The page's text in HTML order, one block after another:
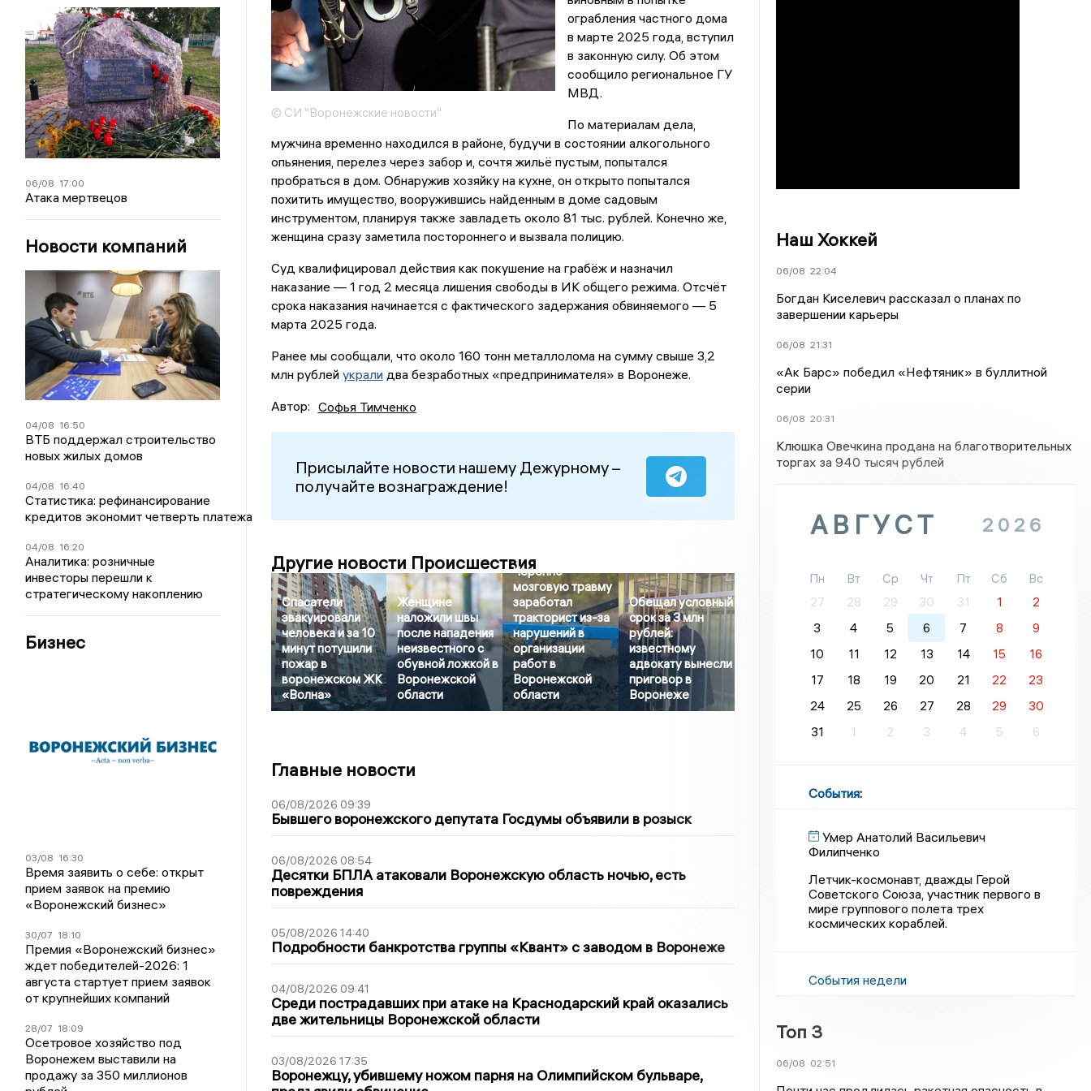
06/08 17:00
Атака мертвецов
Новости компаний
04/08 16:50
ВТБ поддержал строительство
новых жилых домов
04/08 16:40
Статистика: рефинансирование
кредитов экономит четверть платежа
04/08 16:20
Аналитика: розничные
инвесторы перешли к
стратегическому накоплению
Бизнес
03/08 16:30
Время заявить о себе: открыт
прием заявок на премию
«Воронежский бизнес»
30/07 18:10
Премия «Воронежский бизнес»
ждет победителей-2026: 1
августа стартует прием заявок
от крупнейших компаний
28/07 18:09
Осетровое хозяйство под
Воронежем выставили на
продажу за 350 миллионов
© СИ "Воронежские новости"
ограбления частного дома
в марте 2025 года, вступил
в законную силу. Об этом
сообщило региональное ГУ
МВД.
По материалам дела,
мужчина временно находился в районе, будучи в состоянии алкогольного
опьянения, перелез через забор и, сочтя жильё пустым, попытался
пробраться в дом. Обнаружив хозяйку на кухне, он открыто попытался
похитить имущество, вооружившись найденным в доме садовым
инструментом, планируя также завладеть около 81 тыс. рублей. Конечно же,
женщина сразу заметила постороннего и вызвала полицию.
Суд квалифицировал действия как покушение на грабёж и назначил
наказание — 1 год 2 месяца лишения свободы в ИК общего режима. Отсчёт
срока наказания начинается с фактического задержания обвиняемого — 5
марта 2025 года.
Ранее мы сообщали, что около 160 тонн металлолома на сумму свыше 3,2
млн рублей укралидва безработных «предпринимателя» в Воронеже.
Автор: Софья Тимченко
Присылайте новости нашему Дежурному –
получайте вознаграждение!
Другие новости Происшествия
Спасатели
эвакуировали
человека и за 10
минут потушили
пожар в
воронежском ЖК
«Волна»
Женщине
наложили швы
после нападения
неизвестного с
обувной ложкой в
Воронежской
области
Черепно-
мозговую травму
заработал
тракторист из-за
нарушений в
организации
работ в
Воронежской
области
Обещал условный
срок за 3 млн
рублей:
известному
адвокату вынесли
приговор в
Воронеже
Главные новости
06/08/2026 09:39
Бывшего воронежского депутата Госдумы объявили в розыск
06/08/2026 08:54
Десятки БПЛА атаковали Воронежскую область ночью, есть
повреждения
05/08/2026 14:40
Подробности банкротства группы «Квант» с заводом в Воронеже
04/08/2026 09:41
Среди пострадавших при атаке на Краснодарский край оказались
две жительницы Воронежской области
03/08/2026 17:35
Воронежцу, убившему ножом парня на Олимпийском бульваре,
Наш Хоккей
06/08 22:04
Богдан Киселевич рассказал о планах по
завершении карьеры
06/08 21:31
«Ак Барс» победил «Нефтяник» в буллитной
серии
06/08 20:31
Клюшка Овечкина продана на благотворительных
торгах за 940 тысяч рублей
АВГУСТ 2026
Пн Вт Ср Чт Пт Сб
Вс
27
28 29 30 31 1
2
3
4 5 6 7 8
9
10
11 12 13 14 15
16
17
18 19 20 21 22
23
24
25 26 27 28 29
30
31
1 2 3 4 5 6
События:
Умер Анатолий Васильевич
Филипченко
Летчик-космонавт, дважды Герой
Советского Союза, участник первого в
мире группового полета трех
космических кораблей.
События недели
Топ 3
06/08 02:51